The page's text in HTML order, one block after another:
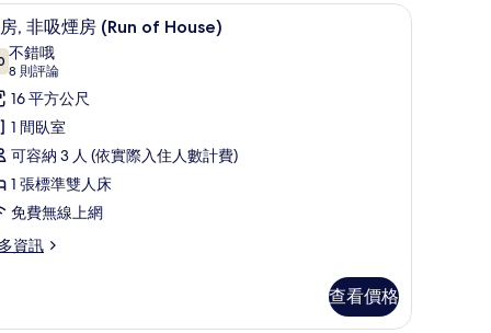
隔音 高級寢具、客房內保險箱、遮光布/窗簾、隔音
12, 非吸煙房 (Run of House)
分，滿分 10 分
不錯哦
8 則評論
(8
則
評
論)
16 平方公尺
1 間臥室
可容納 3 人 (依實際入住人數計費)
1 張標準雙人床
免費無線上網
資訊
查看價格